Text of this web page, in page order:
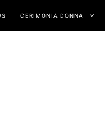
CERIMONIA DONNA